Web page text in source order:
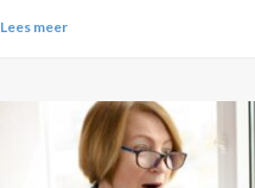
Lees meer